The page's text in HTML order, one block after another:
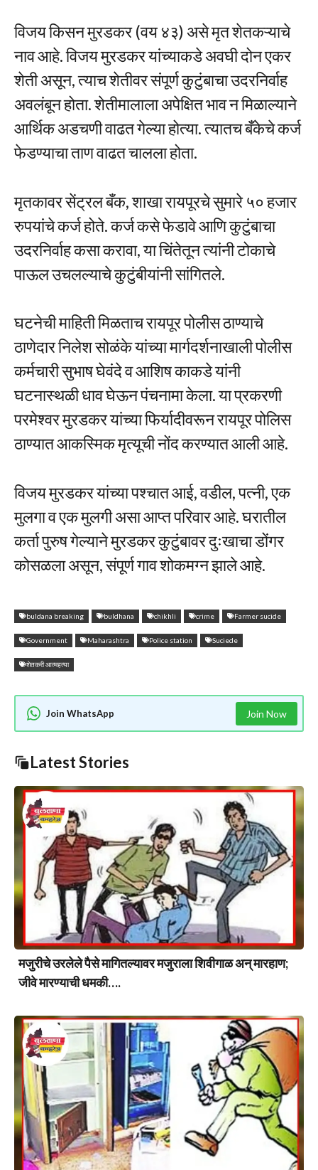
विजय किसन मुरडकर (वय ४३) असे मृत शेतकऱ्याचे
नाव आहे. विजय मुरडकर यांच्याकडे अवघी दोन एकर
शेती असून, त्याच शेतीवर संपूर्ण कुटुंबाचा उदरनिर्वाह
अवलंबून होता. शेतीमालाला अपेक्षित भाव न मिळाल्याने
आर्थिक अडचणी वाढत गेल्या होत्या. त्यातच बँकेचे कर्ज
फेडण्याचा ताण वाढत चालला होता.
मृतकावर सेंट्रल बँक, शाखा रायपूरचे सुमारे ५० हजार
रुपयांचे कर्ज होते. कर्ज कसे फेडावे आणि कुटुंबाचा
उदरनिर्वाह कसा करावा, या चिंतेतून त्यांनी टोकाचे
पाऊल उचलल्याचे कुटुंबीयांनी सांगितले.
घटनेची माहिती मिळताच रायपूर पोलीस ठाण्याचे
ठाणेदार निलेश सोळंके यांच्या मार्गदर्शनाखाली पोलीस
कर्मचारी सुभाष घेवंदे व आशिष काकडे यांनी
घटनास्थळी धाव घेऊन पंचनामा केला. या प्रकरणी
परमेश्वर मुरडकर यांच्या फिर्यादीवरून रायपूर पोलिस
ठाण्यात आकस्मिक मृत्यूची नोंद करण्यात आली आहे.
विजय मुरडकर यांच्या पश्चात आई, वडील, पत्नी, एक
मुलगा व एक मुलगी असा आप्त परिवार आहे. घरातील
कर्ता पुरुष गेल्याने मुरडकर कुटुंबावर दुःखाचा डोंगर
कोसळला असून, संपूर्ण गाव शोकमग्न झाले आहे.
buldana breaking buldhana chikhli crime Farmer sucide
Government Maharashtra Police station Suciede
शेतकरी आत्महत्या
Join WhatsApp Join Now
Latest Stories
मजुरीचे उरलेले पैसे मागितल्यावर मजुराला शिवीगाळ अन् मारहाण;
जीवे मारण्याची धमकी….